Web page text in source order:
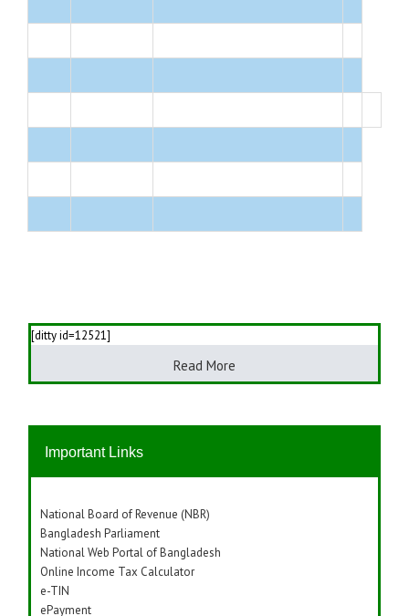
[ditty id=12521]
Read More
Important Links
National Board of Revenue (NBR)
Bangladesh Parliament
National Web Portal of Bangladesh
Online Income Tax Calculator
e-TIN
ePayment